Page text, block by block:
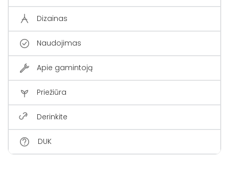
Dizainas
Naudojimas
Apie gamintoją
Priežiūra
Derinkite
DUK